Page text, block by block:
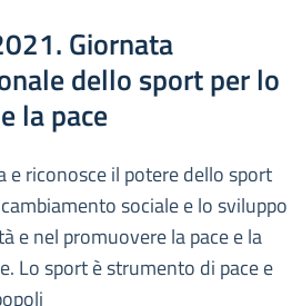
Giornata
dello sport per lo
la pace
e riconosce il potere dello sport
sociale e lo sviluppo
e nel promuovere la pace e la
Lo sport è strumento di pace e